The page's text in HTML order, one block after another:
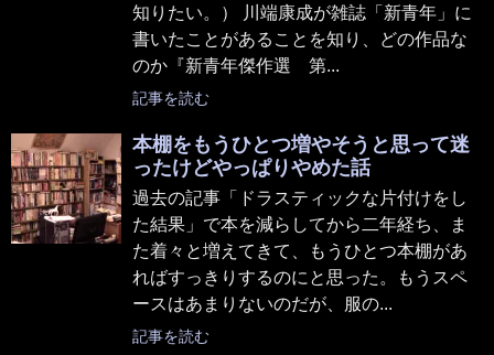
知りたい。） 川端康成が雑誌「新青年」に
書いたことがあることを知り、どの作品な
のか『新青年傑作選 第...
記事を読む
本棚をもうひとつ増やそうと思って迷
ったけどやっぱりやめた話
過去の記事「ドラスティックな片付けをし
た結果」で本を減らしてから二年経ち、ま
た着々と増えてきて、もうひとつ本棚があ
ればすっきりするのにと思った。もうスペ
ースはあまりないのだが、服の...
記事を読む